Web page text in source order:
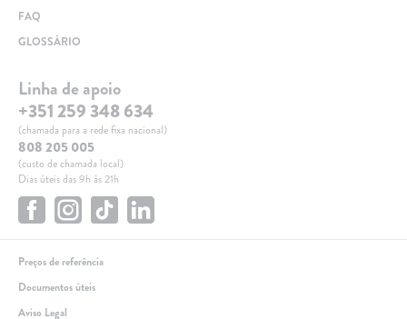
FAQ
GLOSSÁRIO
Linha de apoio
+351 259 348 634
(chamada para a rede fixa nacional)
808 205 005
(custo de chamada local)
Dias úteis das 9h às 21h
Preços de referência
Documentos úteis
Aviso Legal